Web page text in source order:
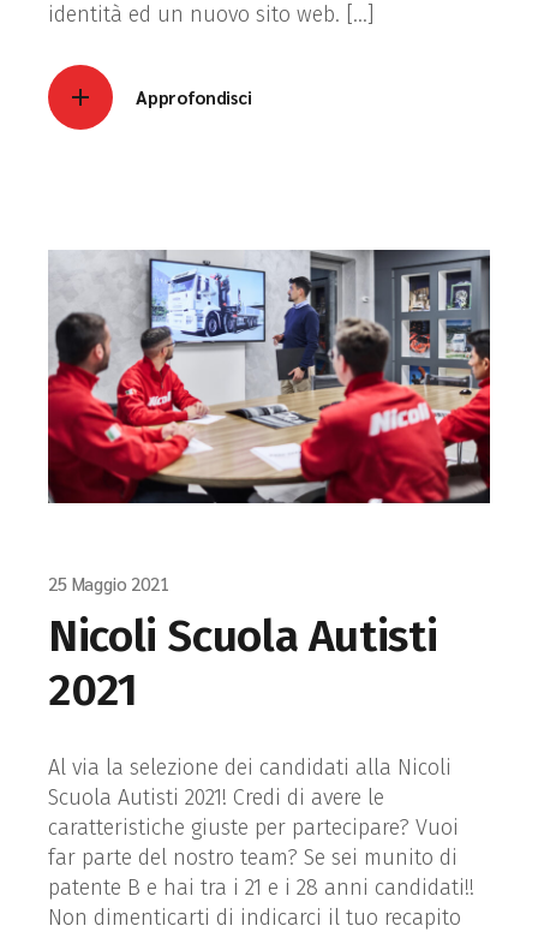
identità ed un nuovo sito web. […]
Approfondisci
25 Maggio 2021
Nicoli Scuola Autisti
2021
Al via la selezione dei candidati alla Nicoli
Scuola Autisti 2021! Credi di avere le
caratteristiche giuste per partecipare? Vuoi
far parte del nostro team? Se sei munito di
patente B e hai tra i 21 e i 28 anni candidati!!
Non dimenticarti di indicarci il tuo recapito